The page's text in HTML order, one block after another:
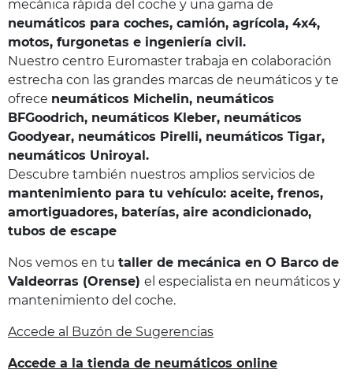
mecánica rápida del coche y una gama de
neumáticos para coches, camión, agrícola, 4x4,
motos, furgonetas e ingeniería civil.
Nuestro centro Euromaster trabaja en colaboración
estrecha con las grandes marcas de neumáticos y te
ofrece neumáticos Michelin, neumáticos
BFGoodrich, neumáticos Kleber, neumáticos
Goodyear, neumáticos Pirelli, neumáticos Tigar,
neumáticos Uniroyal.
Descubre también nuestros amplios servicios de
mantenimiento para tu vehículo: aceite, frenos,
amortiguadores, baterías, aire acondicionado,
tubos de escape
Nos vemos en tu taller de mecánica en O Barco de
Valdeorras (Orense) el especialista en neumáticos y
mantenimiento del coche.
Accede al Buzón de Sugerencias
Accede a la tienda de neumáticos online